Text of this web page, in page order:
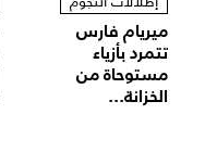
ميريام فارس
تتمرد بأزياء
مستوحاة من
الخزانة...